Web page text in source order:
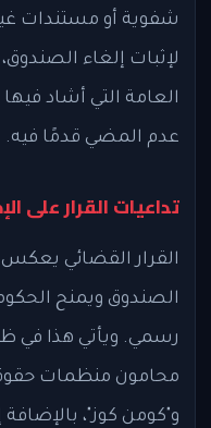
شفوية أو مستندات
لإثبات إلغاء
العامة التي أشاد
عدم المضي قدمًا فيه.
تداعيات القرار على
القرار القضائي يعكس
الصندوق ويمنح
رسمي. ويأتي هذا في
محامون منظمات
و"كومن كوز"،